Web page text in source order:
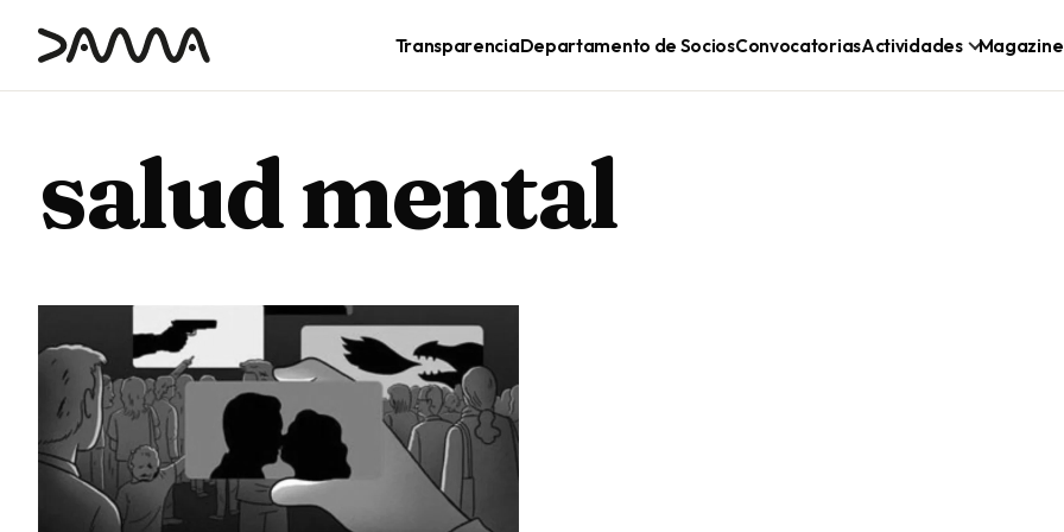
TransparenciaDepartamento de SociosConvocatoriasActividades Magazine
salud mental